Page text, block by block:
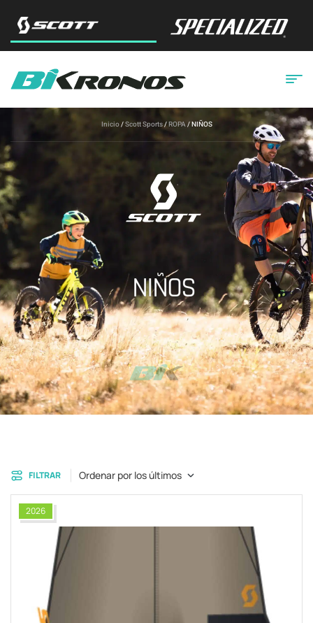
Inicio/Scott Sports/ROPA/ NIÑOS
NIÑOS
FILTRAR Ordenar por los últimos
2026